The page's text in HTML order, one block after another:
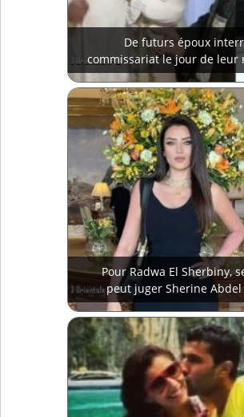
De futurs époux
commissariat le jour de leur
Pour Radwa El Sherbiny,
peut juger Sherine Abdel